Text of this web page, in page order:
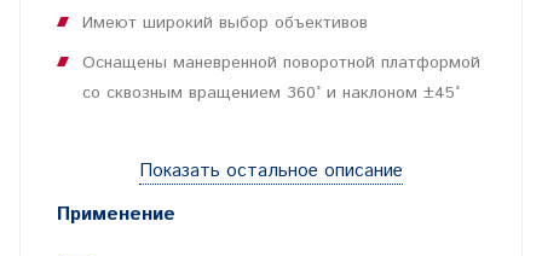
Имеют широкий выбор объективов
Оснащены маневренной поворотной платформой
со сквозным вращением 360° и наклоном ±45°
Соответствует требованиям:
Постановления Правительства РФ от 26.09.2016г.
Показать остальное описание
Применение